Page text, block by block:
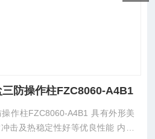
防操作柱FZC8060-A4B1
作柱FZC8060-A4B1 具有外形美
及热稳定性好等优良性能 内装